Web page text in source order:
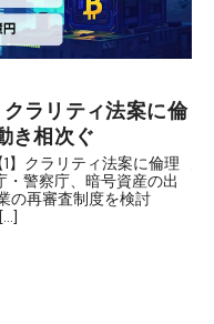
クラリティ法案に倫
き相次ぐ
】クラリティ法案に倫理
警察庁、暗号資産の出
の再審査制度を検討